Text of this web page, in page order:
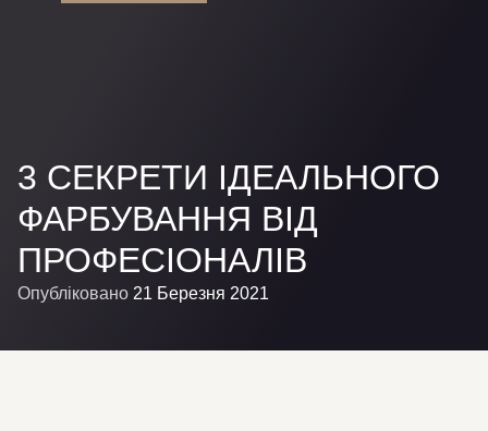
3 СЕКРЕТИ ІДЕАЛЬНОГО
ФАРБУВАННЯ ВІД
ПРОФЕСІОНАЛІВ
Опубліковано 21 Березня 2021